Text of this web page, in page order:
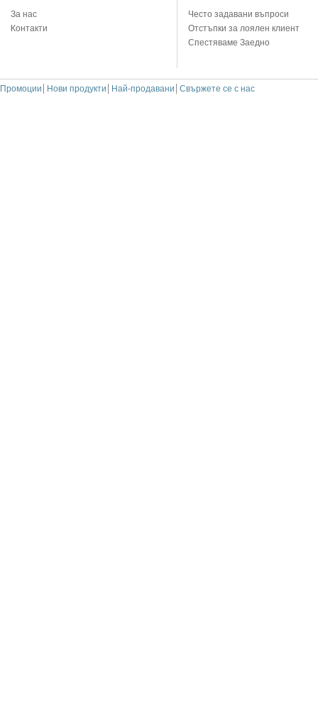
За нас
Контакти
Често задавани въпроси
Отстъпки за лоялен клиент
Спестяваме Заедно
Промоции Нови продукти Най-продавани Свържете се с нас